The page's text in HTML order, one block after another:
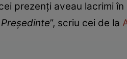
prezenți aveau lacrimi
”, scriu cei de la